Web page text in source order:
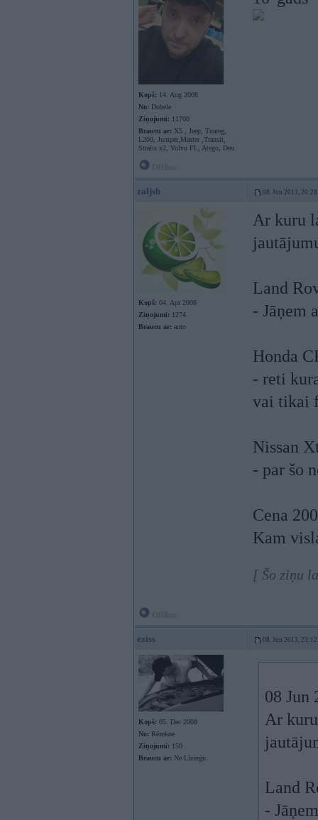
Kopš: 14. Aug 2008
No: Dobele
Ziņojumi: 11700
Braucu ar: X5 , Jeep, Tuareg,
L200, Jumper,Master ,Transit,
Stralis x2, Volvo FL, Atego, Deu
zaljsh 08. Jun 2013, 20:28
Kopš: 04. Apr 2008
Ziņojumi: 1274
Braucu ar: auto
Ar kuru
Land
- Jāņem
Honda
- reti
vai tikai
Nissan
- par šo
Cena
Kam
[ Šo ziņu
eziss 08. Jun 2013, 23:12
Kopš: 05. Dec 2008
No: Rēzekne
Ziņojumi: 150
Braucu ar: Ne Līzingu.
08 Jun
Ar
Land
-